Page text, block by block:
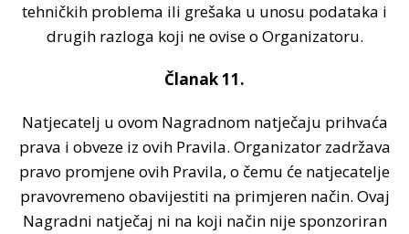
tehničkih problema ili grešaka u unosu podataka i
drugih razloga koji ne ovise o Organizatoru.
Članak 11.
Natjecatelj u ovom Nagradnom natječaju prihvaća
prava i obveze iz ovih Pravila. Organizator zadržava
pravo promjene ovih Pravila, o čemu će natjecatelje
pravovremeno obavijestiti na primjeren način. Ovaj
Nagradni natječaj ni na koji način nije sponzoriran